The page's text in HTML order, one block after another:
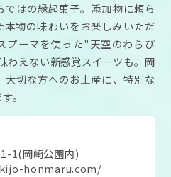
ではの縁起菓子。添加物に頼ら
本物の味わいをお楽しみいただ
プーマを使った"天空のわらび
わえない新感覚スイーツも。岡
大切な方へのお土産に、特別な
。
1(岡崎公園内)
honmaru.com/